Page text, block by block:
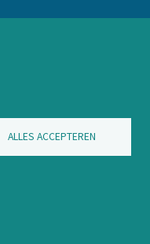
ALLES ACCEPTEREN